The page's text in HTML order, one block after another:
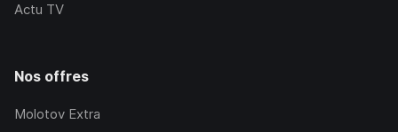
Actu TV
Nos offres
Molotov Extra